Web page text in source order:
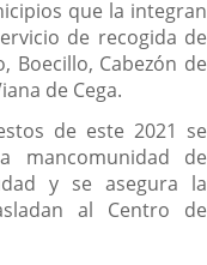
que la integran
de recogida de
Boecillo, Cabezón de
de Cega.
de este 2021 se
mancomunidad de
y se asegura la
al Centro de